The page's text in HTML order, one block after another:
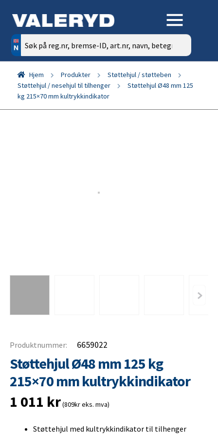
Søk
etter:
Hjem Produkter
Støttehjul / støtteben
Støttehjul / nesehjul til tilhenger
Støttehjul Ø48 mm 125
kg 215×70 mm kultrykkindikator
Produktnummer: 6659022
Støttehjul Ø48 mm 125 kg
215×70 mm kultrykkindikator
1 011 kr(809kr eks. mva)
Støttehjul med kultrykkindikator til tilhenger